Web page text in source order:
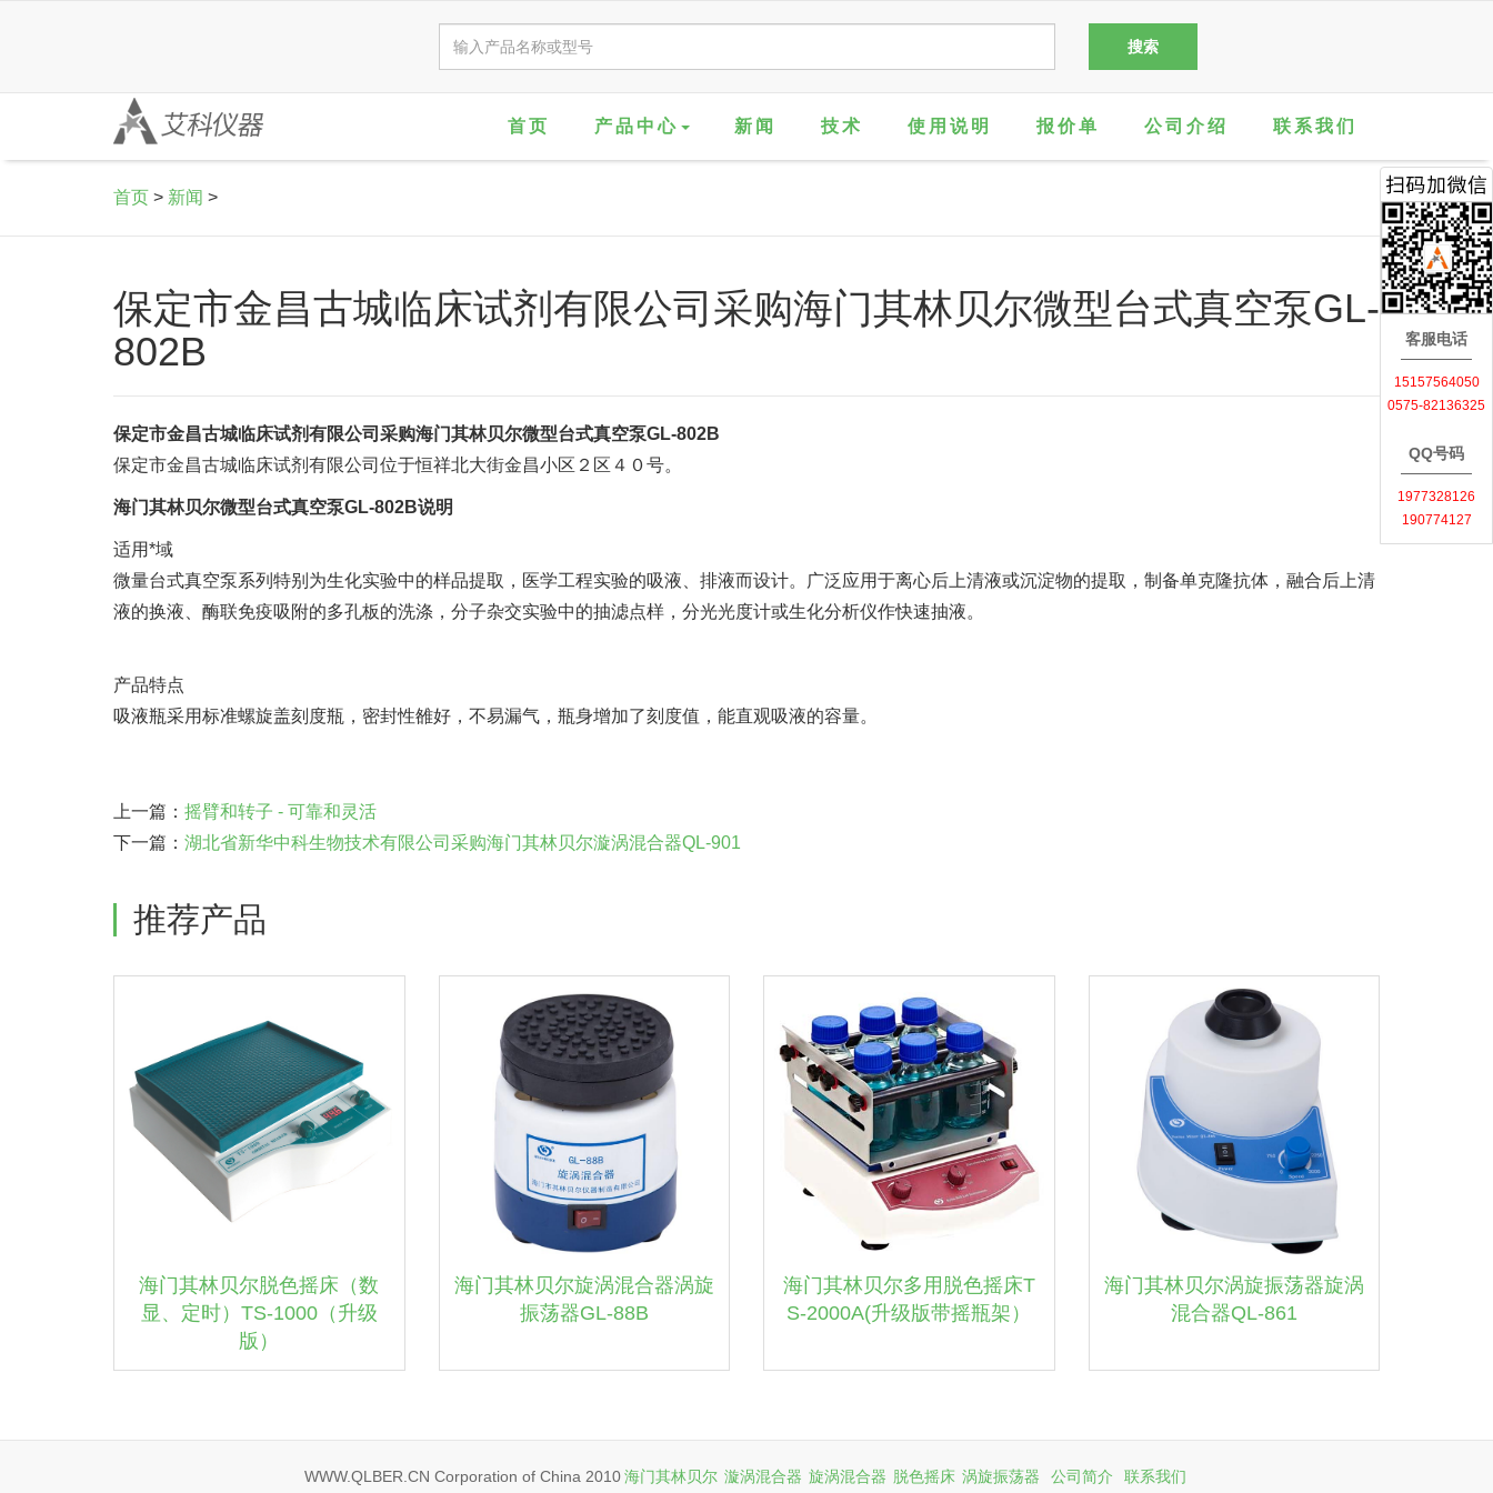
首页 产品中心 新闻 技术 使用说明 报价单 公司介绍 联系我们
首页 > 新闻 >
保定市金昌古城临床试剂有限公司采购海门其林贝尔微型台式真空泵GL-
802B
保定市金昌古城临床试剂有限公司采购海门其林贝尔微型台式真空泵GL-802B
保定市金昌古城临床试剂有限公司位于恒祥北大街金昌小区２区４０号。
海门其林贝尔微型台式真空泵GL-802B说明
适用*域
微量台式真空泵系列特别为生化实验中的样品提取，医学工程实验的吸液、排液而设计。广泛应用于离心后上清液或沉淀物的提取，制备单克隆抗体，融合后上清
液的换液、酶联免疫吸附的多孔板的洗涤，分子杂交实验中的抽滤点样，分光光度计或生化分析仪作快速抽液。
产品特点
吸液瓶采用标准螺旋盖刻度瓶，密封性雒好，不易漏气，瓶身增加了刻度值，能直观吸液的容量。
上一篇： 摇臂和转子 - 可靠和灵活
下一篇： 湖北省新华中科生物技术有限公司采购海门其林贝尔漩涡混合器QL-901
推荐产品
海门其林贝尔脱色摇床（数
显、定时）TS-1000（升级
版）
海门其林贝尔旋涡混合器涡旋
振荡器GL-88B
海门其林贝尔多用脱色摇床T
S-2000A(升级版带摇瓶架）
海门其林贝尔涡旋振荡器旋涡
混合器QL-861
WWW.QLBER.CN Corporation of China 2010 海门其林贝尔 漩涡混合器 旋涡混合器 脱色摇床 涡旋振荡器 公司简介 联系我们
客服电话
15157564050
0575-82136325
QQ号码
1977328126
190774127